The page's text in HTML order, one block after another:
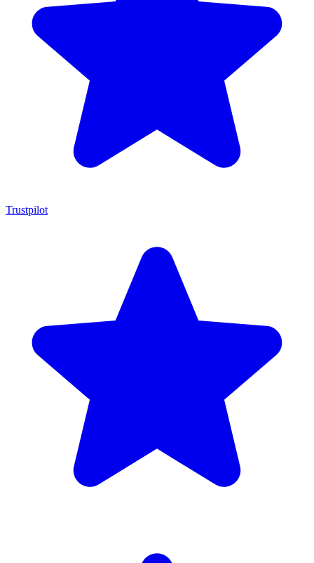
Trustpilot